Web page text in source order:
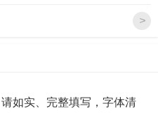
>
请如实、完整填写，字体清